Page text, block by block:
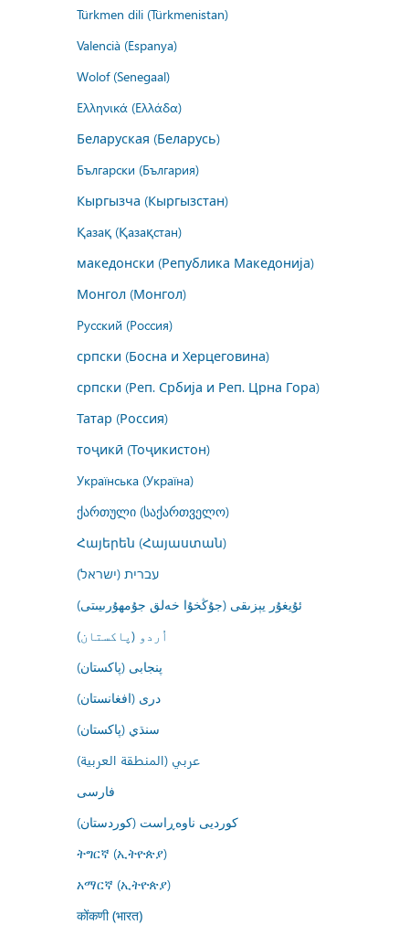
Türkmen dili (Türkmenistan)
Valencià (Espanya)
Wolof (Senegaal)
Ελληνικά (Ελλάδα)
Беларуская (Беларусь)
Български (България)
Кыргызча (Кыргызстан)
Қазақ (Қазақстан)
македонски (Република Македонија)
Монгол (Монгол)
Русский (Россия)
српски (Босна и Херцеговина)
српски (Реп. Србија и Реп. Црна Гора)
Татар (Россия)
тоҷикӣ (Тоҷикистон)
Українська (Україна)
ქართული (საქართველო)
Հայերեն (Հայաստան)
עברית (ישראל)
ئۇيغۇر يېزىقى (جۇڭخۇا خەلق جۇمھۇرىيىتى)
اُردو (پاکستان)
پنجابی (پاکستان)
درى (افغانستان)
سنڌي (پاکستان)
عربي (المنطقة العربية)
فارسى
کوردیی ناوەڕاست (کوردستان)
ትግርኛ (ኢትዮጵያ)
አማርኛ (ኢትዮጵያ)
कोंकणी (भारत)